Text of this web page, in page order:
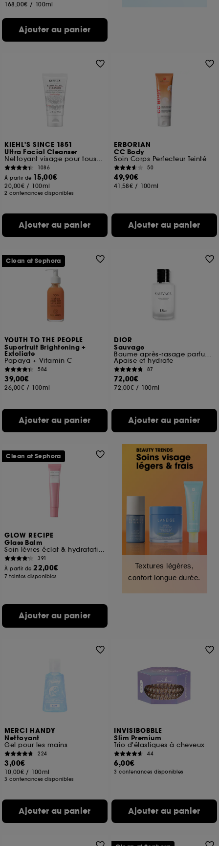
168,00€ / 100ml
Ajouter au panier
KIEHL'S SINCE 1851
Ultra Facial Cleanser
Nettoyant visage pour tous types de peaux
1086
À partir de 15,00€
20,00€ / 100ml
2 contenances disponibles
Ajouter au panier
ERBORIAN
CC Body
Soin Corps Perfecteur Teinté
50
49,90€
41,58€ / 100ml
Ajouter au panier
YOUTH TO THE PEOPLE
Superfruit Brightening +
Exfoliate
Papaya + Vitamin C
584
39,00€
26,00€ / 100ml
Ajouter au panier
Clean at Sephora
DIOR
Sauvage
Baume après-rasage parfumé
Apaise et hydrate
87
72,00€
72,00€ / 100ml
Ajouter au panier
GLOW RECIPE
Glass Balm
Soin lèvres éclat & hydratation
391
À partir de22,00€
7 teintes disponibles
Ajouter au panier
Clean at Sephora
Textures légères,
confort longue durée.
MERCI HANDY
Nettoyant
Gel pour les mains
224
3,00€
10,00€ / 100ml
3 contenances disponibles
Ajouter au panier
INVISIBOBBLE
Slim Premium
Trio d'élastiques à cheveux
44
6,00€
3 contenances disponibles
Ajouter au panier